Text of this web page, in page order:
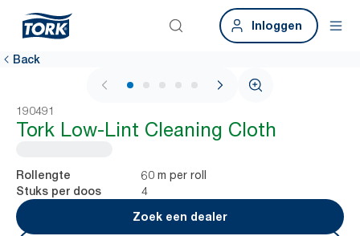
Inloggen
Back
1 / 6
190491
Tork Low-Lint Cleaning Cloth
Rollengte 60 m per roll
Stuks per doos
4
Zoek een dealer